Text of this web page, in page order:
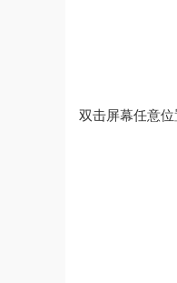
双击屏幕任意位